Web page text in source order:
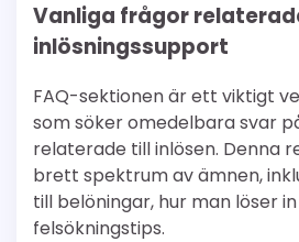
Vanliga frågor
inlösningssupport
FAQ-sektionen är ett viktigt
som söker omedelbara svar
relaterade till inlösen. Denna
brett spektrum av ämnen,
till belöningar, hur man löser
felsökningstips.